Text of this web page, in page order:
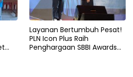
Layanan Bertumbuh Pesat!
PLN Icon Plus Raih
Penghargaan SBBI Awards